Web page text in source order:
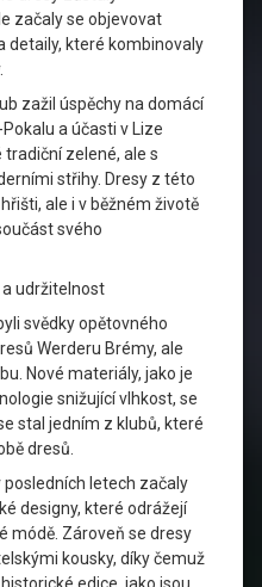
začaly se objevovat
detaily, které kombinovaly
zažil úspěchy na domácí
a účasti v Lize
zelené, ale s
střihy. Dresy z této
ale i v běžném životě
svého
udržitelnost
svědky opětovného
Werderu Brémy, ale
Nové materiály, jako je
snižující vlhkost, se
stal jedním z klubů, které
dresů.
posledních letech začaly
designy, které odrážejí
módě. Zároveň se dresy
kousky, díky čemuž